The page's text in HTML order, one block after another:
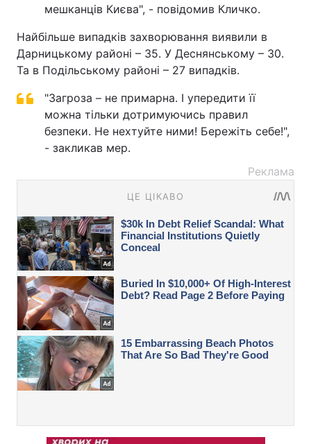
мешканців Києва", - повідомив Кличко.
Найбільше випадків захворювання виявили в
Дарницькому районі – 35. У Деснянському – 30.
Та в Подільському районі – 27 випадків.
"Загроза – не примарна. І упередити її
можна тільки дотримуючись правил
безпеки. Не нехтуйте ними! Бережіть себе!",
- закликав мер.
Реклама